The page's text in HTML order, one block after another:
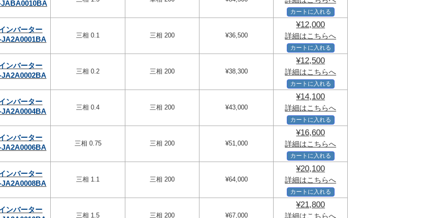
カートに入れる
ンバーター
三相 0.1 三相 200 ¥36,500
¥12,000
詳細はこちらへ
カートに入れる
ンバーター
三相 0.2 三相 200 ¥38,300
¥12,500
詳細はこちらへ
カートに入れる
ンバーター
三相 0.4 三相 200 ¥43,000
¥14,100
詳細はこちらへ
カートに入れる
ンバーター
三相 0.75 三相 200 ¥51,000
¥16,600
詳細はこちらへ
カートに入れる
ンバーター
三相 1.1 三相 200 ¥64,000
¥20,100
詳細はこちらへ
カートに入れる
ンバーター
三相 1.5 三相 200 ¥67,000
¥21,800
詳細はこちらへ